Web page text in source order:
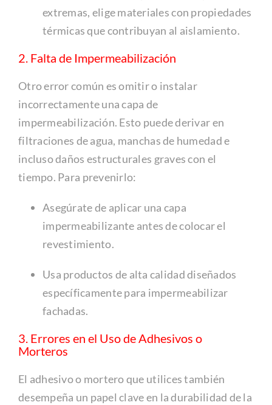
extremas, elige materiales con propiedades
térmicas que contribuyan al aislamiento.
2. Falta de Impermeabilización
Otro error común es omitir o instalar
incorrectamente una capa de
impermeabilización. Esto puede derivar en
filtraciones de agua, manchas de humedad e
incluso daños estructurales graves con el
tiempo. Para prevenirlo:
Asegúrate de aplicar una capa
impermeabilizante antes de colocar el
revestimiento.
Usa productos de alta calidad diseñados
específicamente para impermeabilizar
fachadas.
3. Errores en el Uso de Adhesivos o
Morteros
El adhesivo o mortero que utilices también
desempeña un papel clave en la durabilidad de la